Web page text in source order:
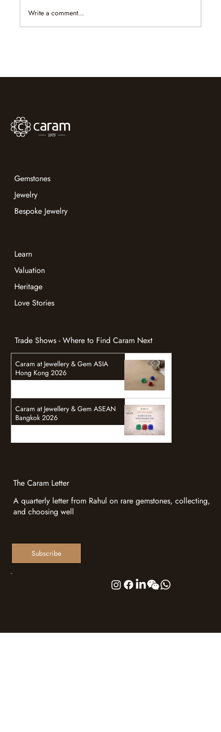
Write a comment...
Gemstones
Jewelry
Bespoke Jewelry
Learn
Heritage
Valuation
Love Stories
Caram at Jewellery & Gem ASIA
Hong Kong 2026
Caram at Jewellery & Gem ASEAN
Bangkok 2026
Trade Shows - Where to Find Caram Next
The Caram Letter
A quarterly letter from Rahul on rare gemstones, collecting,
and choosing well
Subscribe